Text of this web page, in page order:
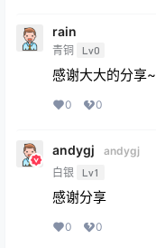
rain
青铜 Lv0
感谢大大的分享~
0 0
andygj
andygj
白银
Lv1
感谢分享
0 0